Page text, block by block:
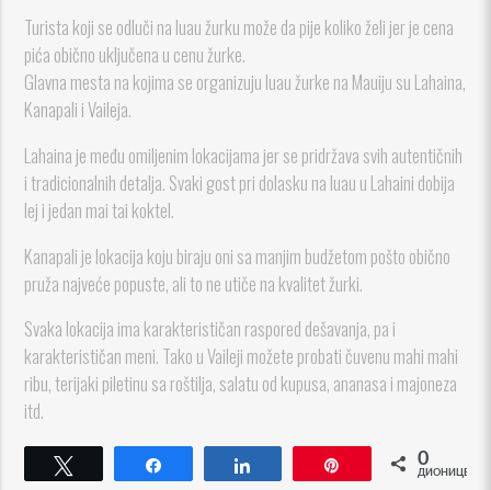
Turista koji se odluči na luau žurku može da pije koliko želi jer je cena
pića obično uključena u cenu žurke.
Glavna mesta na kojima se organizuju luau žurke na Mauiju su Lahaina,
Kanapali i Vaileja.
Lahaina je među omiljenim lokacijama jer se pridržava svih autentičnih
i tradicionalnih detalja. Svaki gost pri dolasku na luau u Lahaini dobija
lej i jedan mai tai koktel.
Kanapali je lokacija koju biraju oni sa manjim budžetom pošto obično
pruža najveće popuste, ali to ne utiče na kvalitet žurki.
Svaka lokacija ima karakterističan raspored dešavanja, pa i
karakterističan meni. Tako u Vaileji možete probati čuvenu mahi mahi
ribu, terijaki piletinu sa roštilja, salatu od kupusa, ananasa i majoneza
itd.
0
ДИОНИЦЕ